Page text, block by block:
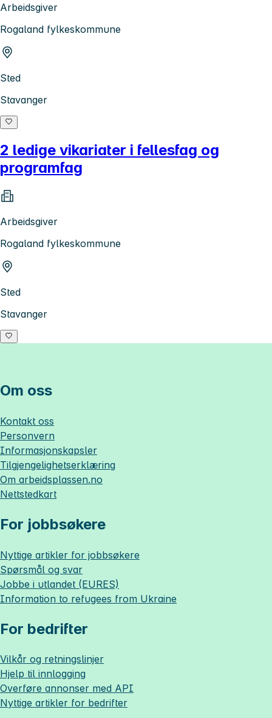
Arbeidsgiver
Rogaland fylkeskommune
Sted
Stavanger
2 ledige vikariater i fellesfag og
programfag
Arbeidsgiver
Rogaland fylkeskommune
Sted
Stavanger
Om oss
Kontakt oss
Personvern
Informasjonskapsler
Tilgjengelighetserklæring
Om arbeidsplassen.no
Nettstedkart
For jobbsøkere
Nyttige artikler for jobbsøkere
Spørsmål og svar
Jobbe i utlandet (EURES)
Information to refugees from Ukraine
For bedrifter
Vilkår og retningslinjer
Hjelp til innlogging
Overføre annonser med API
Nyttige artikler for bedrifter